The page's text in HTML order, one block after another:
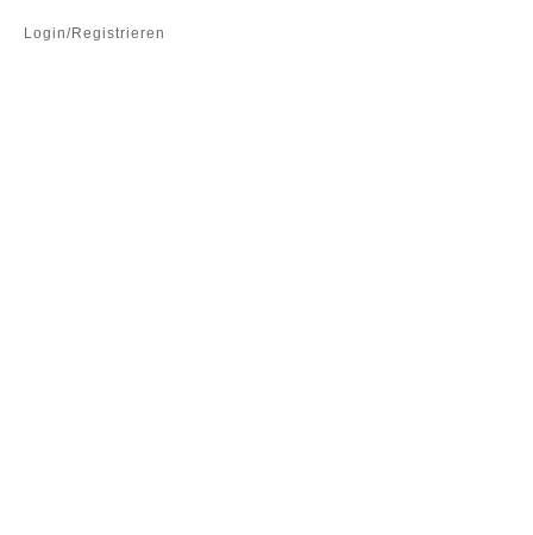
Login/Registrieren